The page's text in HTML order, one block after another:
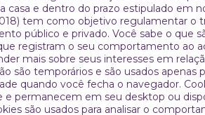
e dentro do prazo estipulado em
tem como objetivo regulamentar o
público e privado. Você sabe o que
registram o seu comportamento ao
mais sobre seus interesses em
são temporários e são usados apenas
quando você fecha o navegador.
e permanecem em seu desktop ou
são usados para analisar o